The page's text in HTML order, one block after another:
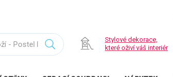
Stylové dekorace,
které oživí váš interiér